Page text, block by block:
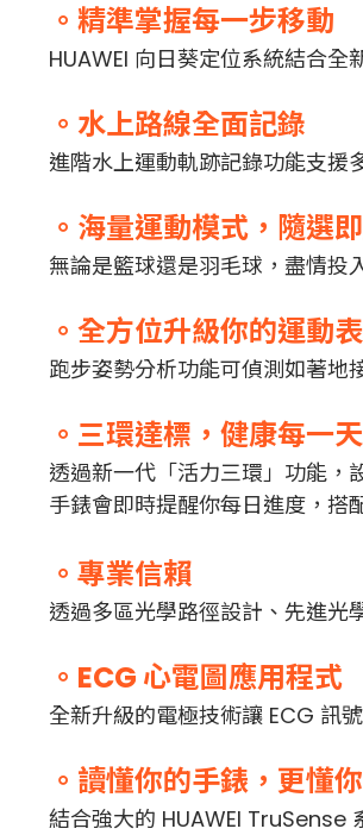
。精準掌握每一步移動
HUAWEI 向日葵定位系統結合
。水上路線全面記錄
進階水上運動軌跡記錄功能支援
。海量運動模式，隨選
無論是籃球還是羽毛球，盡情投
。全方位升級你的運動
跑步姿勢分析功能可偵測如著地
。三環達標，健康每一天
透過新一代「活力三環」功能，
手錶會即時提醒你每日進度，搭
。專業信賴
透過多區光學路徑設計、先進光
。ECG 心電圖應用程式
全新升級的電極技術讓 ECG 訊
。讀懂你的手錶，更懂
結合強大的 HUAWEI TruSense